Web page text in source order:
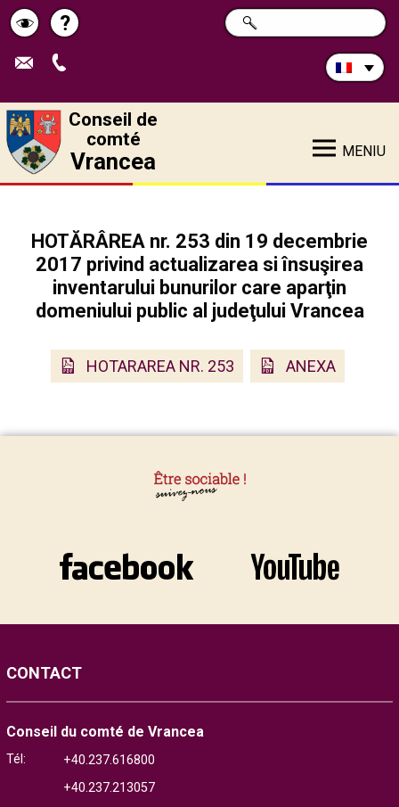
Schimbă
contrastul
Pagina
de
?
Rechercher
sur
CHERCHER
Conseil de
comté
Vrancea MENIU
HOTĂRÂREA nr. 253 din 19 decembrie
2017 privind actualizarea si însuşirea
inventarului bunurilor care aparţin
domeniului public al judeţului Vrancea
HOTARAREA NR. 253 ANEXA
CONTACT
Conseil du comté de Vrancea
Tél:
+40.237.616800
+40.237.213057